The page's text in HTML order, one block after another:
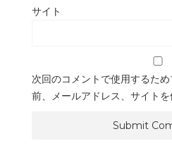
サイト
次回のコメントで使用するた
前、メールアドレス、サイトを